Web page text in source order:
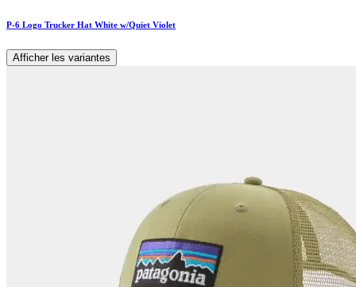
P-6 Logo Trucker Hat White w/Quiet Violet
Afficher les variantes